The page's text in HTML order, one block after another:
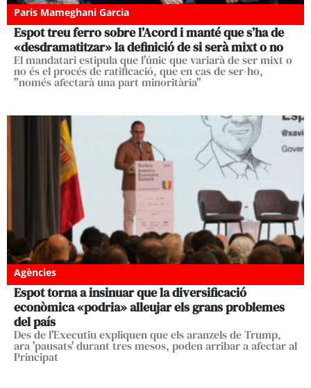
Paris Mameghani Garcia
Espot treu ferro sobre l’Acord i manté que s’ha de
«desdramatitzar» la definició de si serà mixt o no
El mandatari estipula que l'únic que variarà de ser mixt o
no és el procés de ratificació, que en cas de ser-ho,
"només afectarà una part minoritària"
Agències
Espot torna a insinuar que la diversificació
econòmica «podria» alleujar els grans problemes
del país
Des de l'Executiu expliquen que els aranzels de Trump,
ara 'pausats' durant tres mesos, poden arribar a afectar al
Principat